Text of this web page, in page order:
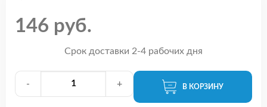
146 руб.
Срок доставки 2-4 рабочих дня
- + В КОРЗИНУ